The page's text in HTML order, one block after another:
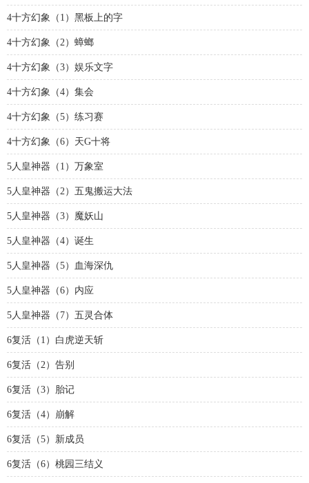
4十方幻象（1）黑板上的字
4十方幻象（2）蟑螂
4十方幻象（3）娱乐文字
4十方幻象（4）集会
4十方幻象（5）练习赛
4十方幻象（6）天G十将
5人皇神器（1）万象室
5人皇神器（2）五鬼搬运大法
5人皇神器（3）魔妖山
5人皇神器（4）诞生
5人皇神器（5）血海深仇
5人皇神器（6）内应
5人皇神器（7）五灵合体
6复活（1）白虎逆天斩
6复活（2）告别
6复活（3）胎记
6复活（4）崩解
6复活（5）新成员
6复活（6）桃园三结义